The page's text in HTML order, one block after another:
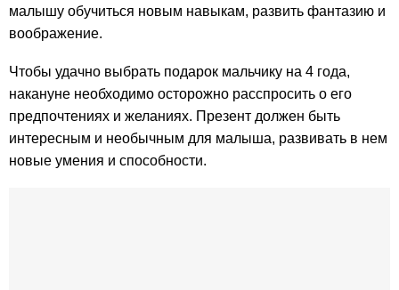
малышу обучиться новым навыкам, развить фантазию и
воображение.
Чтобы удачно выбрать подарок мальчику на 4 года,
накануне необходимо осторожно расспросить о его
предпочтениях и желаниях. Презент должен быть
интересным и необычным для малыша, развивать в нем
новые умения и способности.